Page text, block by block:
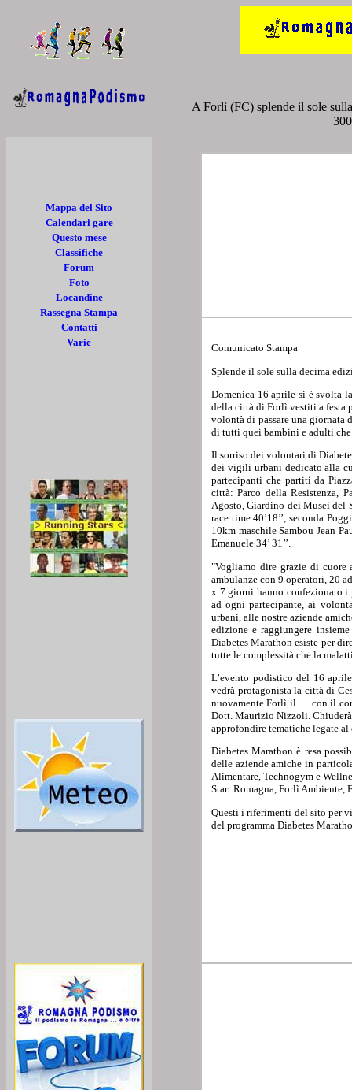
A Forlì (FC) splende il sole
Mappa del Sito
Calendari gare
Questo mese
Classifiche
Forum
Foto
Locandine
Rassegna Stampa
Contatti
Varie
Comunicato Stampa
Splende il sole sulla decima
Domenica 16 aprile si è svolta
della città di Forlì vestiti a festa
volontà di passare una giornata
di tutti quei bambini e adulti
Il sorriso dei volontari di
dei vigili urbani dedicato alla
partecipanti che partiti da
città: Parco della Resistenza,
Agosto, Giardino dei Musei del
race time 40’18’’, seconda
10km maschile Sambou Jean
Emanuele 34’ 31’’.
"Vogliamo dire grazie di
ambulanze con 9 operatori, 20
x 7 giorni hanno confezionato i
ad ogni partecipante, ai
urbani, alle nostre aziende
edizione e raggiungere
Diabetes Marathon esiste per
tutte le complessità che la
L’evento podistico del 16
vedrà protagonista la città di
nuovamente Forlì il … con il
Dott. Maurizio Nizzoli.
approfondire tematiche legate
Diabetes Marathon è resa
delle aziende amiche in
Alimentare, Technogym e
Start Romagna, Forlì Ambiente,
Questi i riferimenti del sito per
del programma Diabetes